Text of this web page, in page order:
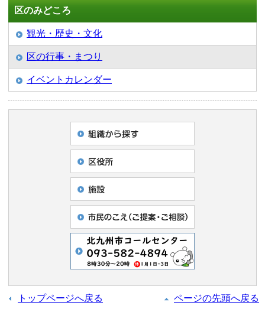
区のみどころ
観光・歴史・文化
区の行事・まつり
イベントカレンダー
トップページへ戻る ページの先頭へ戻る